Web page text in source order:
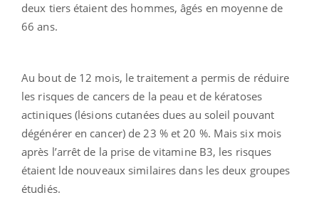
deux tiers étaient des hommes, âgés en moyenne de
66 ans.
Au bout de 12 mois, le traitement a permis de réduire
les risques de cancers de la peau et de kératoses
actiniques (lésions cutanées dues au soleil pouvant
dégénérer en cancer) de 23 % et 20 %. Mais six mois
après l’arrêt de la prise de vitamine B3, les risques
étaient lde nouveaux similaires dans les deux groupes
étudiés.